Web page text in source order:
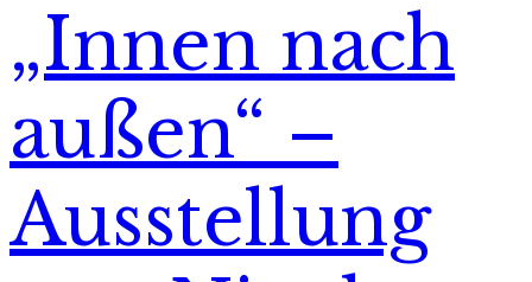
„Innen nach
außen“ –
Ausstellung